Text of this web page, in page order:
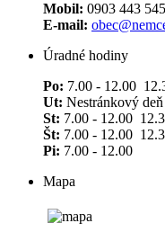
Mobil: 0903 443 545
E-mail:
Úradné hodiny
Po: 7.00 - 12.00
Ut: Nestránkový deň
St: 7.00 - 12.00
Št: 7.00 - 12.00
Pi: 7.00 - 12.00
Mapa